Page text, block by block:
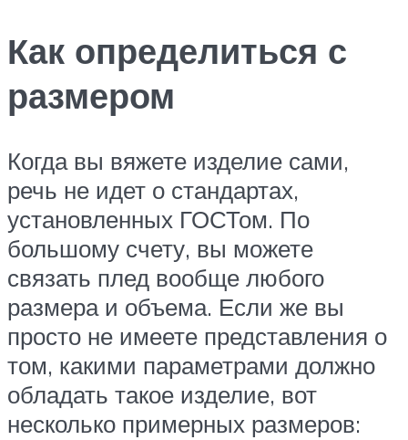
Как определиться с
размером
Когда вы вяжете изделие сами,
речь не идет о стандартах,
установленных ГОСТом. По
большому счету, вы можете
связать плед вообще любого
размера и объема. Если же вы
просто не имеете представления о
том, какими параметрами должно
обладать такое изделие, вот
несколько примерных размеров: